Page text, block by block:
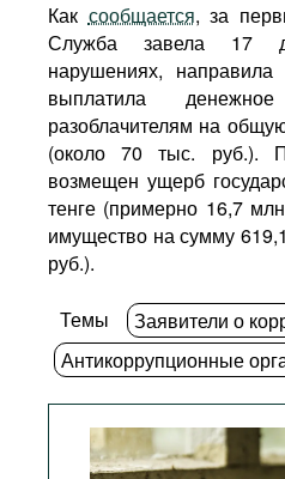
Как сообщается, за
Служба завела 17
нарушениях,
выплатила
разоблачителям на
(около 70 тыс. руб.).
возмещен ущерб
тенге (примерно 16,7
имущество на сумму
руб.).
Темы
Заявители о
Антикоррупционные